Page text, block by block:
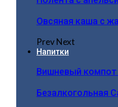
Овсяная каша с
PrevNext
Напитки
Вишневый компот
Безалкогольная